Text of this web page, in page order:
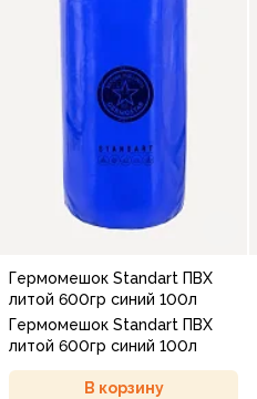
Гермомешок Standart ПВХ
литой 600гр синий 100л
Гермомешок Standart ПВХ
литой 600гр синий 100л
В корзину